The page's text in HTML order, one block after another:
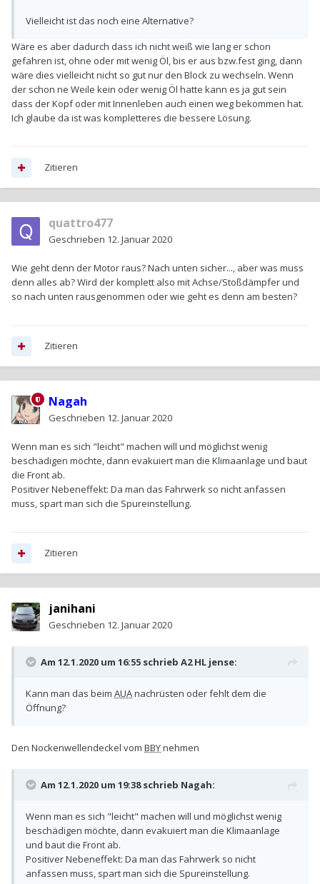
Vielleicht ist das noch eine Alternative?
Wäre es aber dadurch dass ich nicht weiß wie lang er schon
gefahren ist, ohne oder mit wenig Öl, bis er aus bzw.fest ging, dann
wäre dies vielleicht nicht so gut nur den Block zu wechseln. Wenn
der schon ne Weile kein oder wenig Öl hatte kann es ja gut sein
dass der Kopf oder mit Innenleben auch einen weg bekommen hat.
Ich glaube da ist was kompletteres die bessere Lösung.
Zitieren
quattro477
Geschrieben 12. Januar 2020
Wie geht denn der Motor raus? Nach unten sicher..., aber was muss
denn alles ab? Wird der komplett also mit Achse/Stoßdämpfer und
so nach unten rausgenommen oder wie geht es denn am besten?
Zitieren
Nagah
Geschrieben 12. Januar 2020
Wenn man es sich "leicht" machen will und möglichst wenig
beschädigen möchte, dann evakuiert man die Klimaanlage und baut
die Front ab.
Positiver Nebeneffekt: Da man das Fahrwerk so nicht anfassen
muss, spart man sich die Spureinstellung.
Zitieren
janihani
Geschrieben 12. Januar 2020
Am 12.1.2020 um 16:55 schrieb A2 HL jense:
Kann man das beim AUAnachrüsten oder fehlt dem die
Öffnung?
Den Nockenwellendeckel vom BBYnehmen
Am 12.1.2020 um 19:38 schrieb Nagah:
Wenn man es sich "leicht" machen will und möglichst wenig
beschädigen möchte, dann evakuiert man die Klimaanlage
und baut die Front ab.
Positiver Nebeneffekt: Da man das Fahrwerk so nicht
anfassen muss, spart man sich die Spureinstellung.